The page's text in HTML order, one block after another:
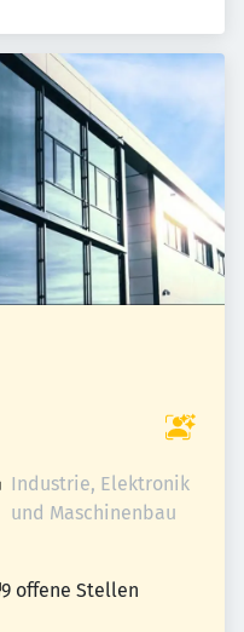
Industrie, Elektronik
und Maschinenbau
9 offene Stellen